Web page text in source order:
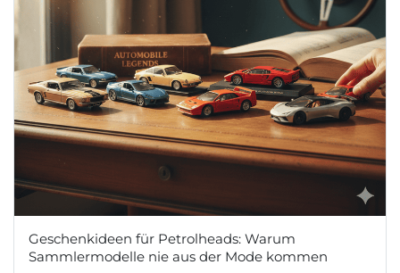
Geschenkideen für Petrolheads: Warum
Sammlermodelle nie aus der Mode kommen